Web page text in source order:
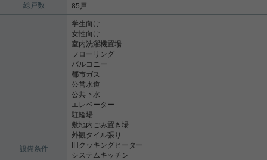
総戸数 85戸
設備条件
学生向け
女性向け
室内洗濯機置場
フローリング
バルコニー
都市ガス
公営水道
公共下水
エレベーター
駐輪場
敷地内ごみ置き場
外観タイル張り
IHクッキングヒーター
システムキッチン